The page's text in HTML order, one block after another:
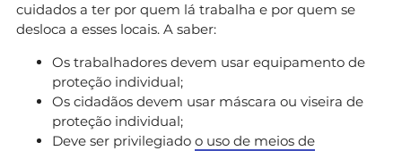
cuidados a ter por quem lá trabalha e por quem se
desloca a esses locais. A saber:
Os trabalhadores devem usar equipamento de
proteção individual;
Os cidadãos devem usar máscara ou viseira de
proteção individual;
Deve ser privilegiado o uso de meios de